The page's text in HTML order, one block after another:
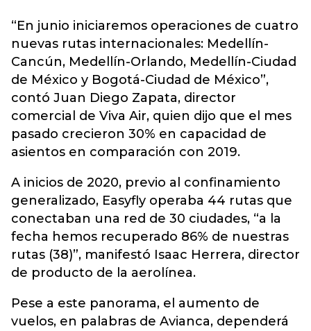
“En junio iniciaremos operaciones de cuatro
nuevas rutas internacionales: Medellín-
Cancún, Medellín-Orlando, Medellín-Ciudad
de México y Bogotá-Ciudad de México”,
contó Juan Diego Zapata, director
comercial de Viva Air, quien dijo que el mes
pasado crecieron 30% en capacidad de
asientos en comparación con 2019.
A inicios de 2020, previo al confinamiento
generalizado, Easyfly operaba 44 rutas que
conectaban una red de 30 ciudades, “a la
fecha hemos recuperado 86% de nuestras
rutas (38)”, manifestó Isaac Herrera, director
de producto de la aerolínea.
Pese a este panorama, el aumento de
vuelos, en palabras de Avianca, dependerá